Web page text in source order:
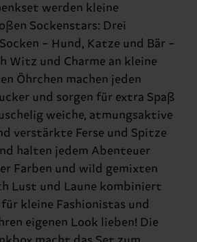
werden kleine
Sockenstars: Drei
– Hund, Katze und Bär –
Witz und Charme an kleine
Öhrchen machen jeden
und sorgen für extra Spaß
weiche, atmungsaktive
verstärkte Ferse und Spitze
halten jedem Abenteuer
Farben und wild gemixten
Lust und Laune kombiniert
kleine Fashionistas und
eigenen Look lieben! Die